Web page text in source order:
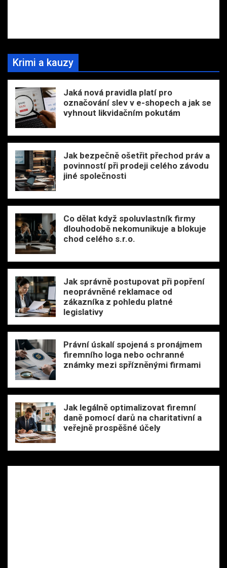
Krimi a kauzy
Jaká nová pravidla platí pro
označování slev v e-shopech a jak se
vyhnout likvidačním pokutám
Jak bezpečně ošetřit přechod práv a
povinností při prodeji celého závodu
jiné společnosti
Co dělat když spoluvlastník firmy
dlouhodobě nekomunikuje a blokuje
chod celého s.r.o.
Jak správně postupovat při popření
neoprávněné reklamace od
zákazníka z pohledu platné
legislativy
Právní úskalí spojená s pronájmem
firemního loga nebo ochranné
známky mezi spřízněnými firmami
Jak legálně optimalizovat firemní
daně pomocí darů na charitativní a
veřejně prospěšné účely